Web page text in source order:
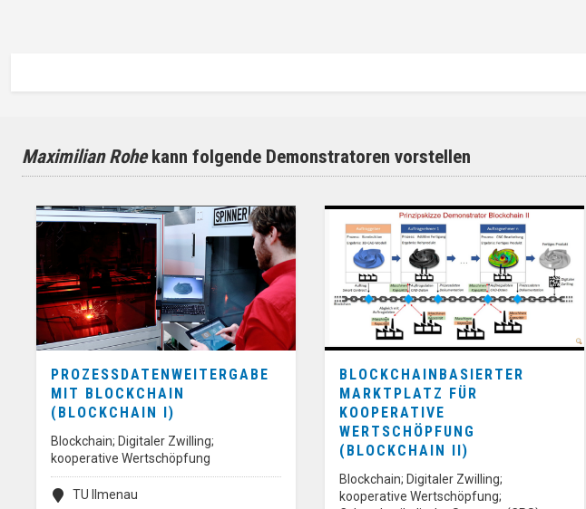
Maximilian Rohekann folgende Demonstratoren vorstellen
PROZESSDATENWEITERGABE
MIT BLOCKCHAIN
(BLOCKCHAIN I)
Blockchain; Digitaler Zwilling;
kooperative Wertschöpfung
TU Ilmenau
BLOCKCHAINBASIERTER
MARKTPLATZ FÜR
KOOPERATIVE
WERTSCHÖPFUNG
(BLOCKCHAIN II)
Blockchain; Digitaler Zwilling;
kooperative Wertschöpfung;